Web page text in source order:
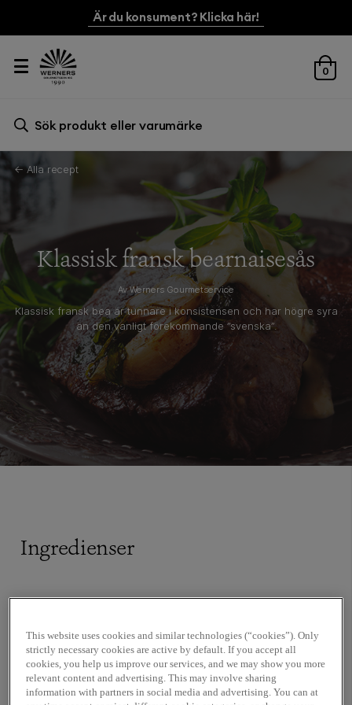
Är du konsument? Klicka här!
0
Sök
← Alla recept
Klassisk fransk bearnaisesås
Av Werners Gourmetservice
Klassisk fransk bea är tunnare i konsistensen och har högre syra
än den vanligt förekommande ”svenska”.
Ingredienser
1 tesked schalottenlök
1 tesked torkad eller färsk dragon
en nypa peppar
en nypa salt
This website uses cookies and similar technologies (“cookies”). Only
strictly necessary cookies are active by default. If you accept all
cookies, you help us improve our services, and we may show you more
relevant content and advertising. This may involve sharing
information with partners in social media and advertising. You can at